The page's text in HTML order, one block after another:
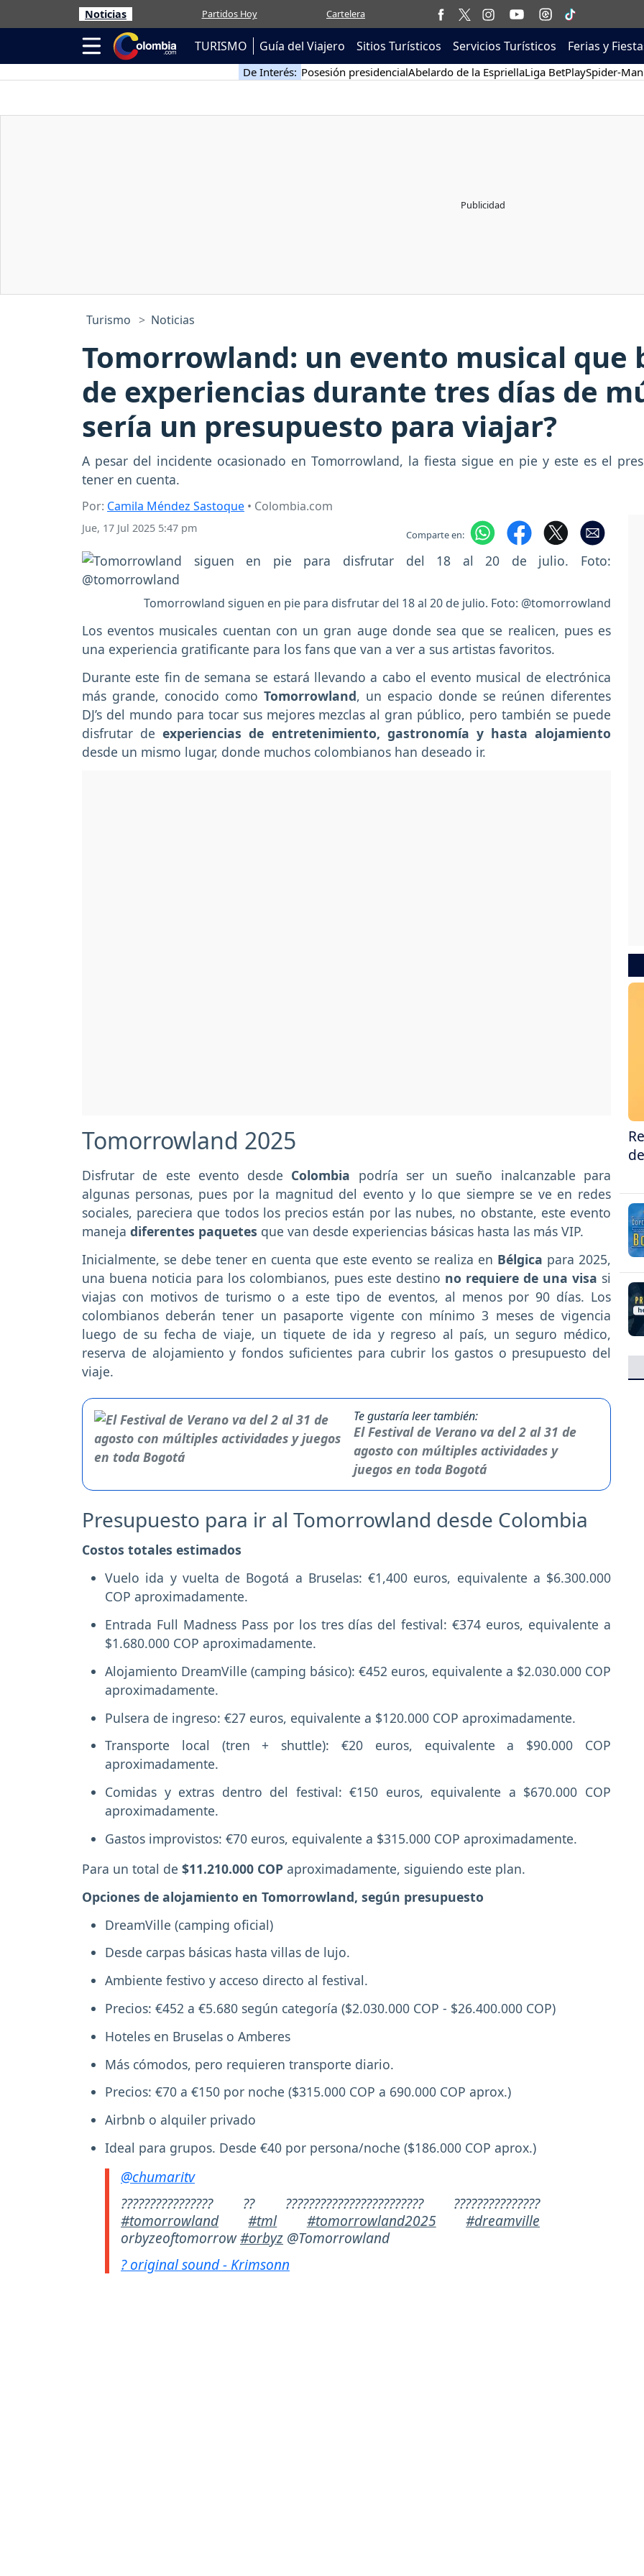
Noticias Partidos Hoy Cartelera
TURISMO Guía del Viajero Sitios Turísticos Servicios Turísticos Ferias y
De Interés: Posesión presidencialAbelardo de la EspriellaLiga BetPlaySpider-Man
Turismo Noticias
Tomorrowland: un evento musical que
de experiencias durante tres días de
sería un presupuesto para viajar?
A pesar del incidente ocasionado en Tomorrowland, la fiesta sigue en pie y este es el
tener en cuenta.
Por: Camila Méndez Sastoque • Colombia.com
Jue, 17 Jul 2025 5:47 pm Comparte en:
Tomorrowland siguen en pie para disfrutar del 18 al 20 de julio. Foto: @tomorrowland
Los eventos musicales cuentan con un gran auge donde sea que se realicen, pues es
una experiencia gratificante para los fans que van a ver a sus artistas favoritos.
Durante este fin de semana se estará llevando a cabo el evento musical de electrónica
más grande, conocido como Tomorrowland, un espacio donde se reúnen diferentes
DJ’s del mundo para tocar sus mejores mezclas al gran público, pero también se puede
disfrutar deexperiencias de entretenimiento, gastronomía y hasta alojamiento
desde un mismo lugar, donde muchos colombianos han deseado ir.
Tomorrowland 2025
Disfrutar de este evento desde Colombia podría ser un sueño inalcanzable para
algunas personas, pues por la magnitud del evento y lo que siempre se ve en redes
sociales, pareciera que todos los precios están por las nubes, no obstante, este evento
maneja diferentes paquetes que van desde experiencias básicas hasta las más VIP.
Inicialmente, se debe tener en cuenta que este evento se realiza en Bélgica para 2025,
una buena noticia para los colombianos, pues este destino no requiere de una visa si
viajas con motivos de turismo o a este tipo de eventos, al menos por 90 días. Los
colombianos deberán tener un pasaporte vigente con mínimo 3 meses de vigencia
luego de su fecha de viaje, un tiquete de ida y regreso al país, un seguro médico,
reserva de alojamiento y fondos suficientes para cubrir los gastos o presupuesto del
viaje.
Te gustaría leer también:
El Festival de Verano va del 2 al 31 de
agosto con múltiples actividades y
juegos en toda Bogotá
Presupuesto para ir al Tomorrowland desde Colombia
Costos totales estimados
Vuelo ida y vuelta de Bogotá a Bruselas: €1,400 euros, equivalente a $6.300.000
COP aproximadamente.
Entrada Full Madness Pass por los tres días del festival: €374 euros, equivalente a
$1.680.000 COP aproximadamente.
Alojamiento DreamVille (camping básico): €452 euros, equivalente a $2.030.000 COP
aproximadamente.
Pulsera de ingreso: €27 euros, equivalente a $120.000 COP aproximadamente.
Transporte local (tren + shuttle): €20 euros, equivalente a $90.000 COP
aproximadamente.
Comidas y extras dentro del festival: €150 euros, equivalente a $670.000 COP
aproximadamente.
Gastos improvistos: €70 euros, equivalente a $315.000 COP aproximadamente.
Para un total de $11.210.000 COP aproximadamente, siguiendo este plan.
Opciones de alojamiento en Tomorrowland, según presupuesto
DreamVille (camping oficial)
Desde carpas básicas hasta villas de lujo.
Ambiente festivo y acceso directo al festival.
Precios: €452 a €5.680 según categoría ($2.030.000 COP - $26.400.000 COP)
Hoteles en Bruselas o Amberes
Más cómodos, pero requieren transporte diario.
Precios: €70 a €150 por noche ($315.000 COP a 690.000 COP aprox.)
Airbnb o alquiler privado
Ideal para grupos. Desde €40 por persona/noche ($186.000 COP aprox.)
@chumaritv
???????????????? ?? ???????????????????????? ???????????????
#tomorrowland
#tml #tomorrowland2025
#dreamville
orbyzeoftomorrow#orbyz @Tomorrowland
? original sound - Krimsonn